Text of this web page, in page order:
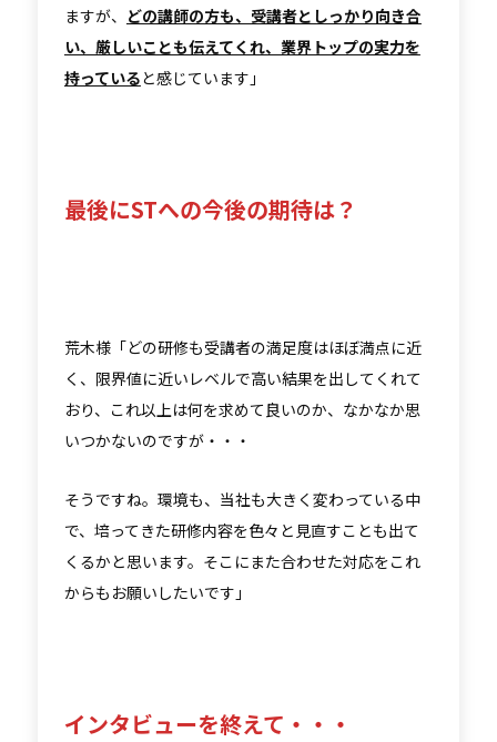
ますが、 どの講師の方も、受講者としっかり向き合
い、厳しいことも伝えてくれ、業界トップの実力を
持っていると感じています」
最後にSTへの今後の期待は？
荒木様「どの研修も受講者の満足度はほぼ満点に近
く、限界値に近いレベルで高い結果を出してくれて
おり、これ以上は何を求めて良いのか、なかなか思
いつかないのですが・・・
そうですね。環境も、当社も大きく変わっている中
で、培ってきた研修内容を色々と見直すことも出て
くるかと思います。そこにまた合わせた対応をこれ
からもお願いしたいです」
インタビューを終えて・・・